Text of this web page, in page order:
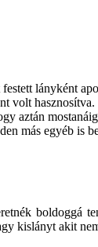
festett lányként
volt
aztán
más egyéb is
boldoggá
kislányt akit